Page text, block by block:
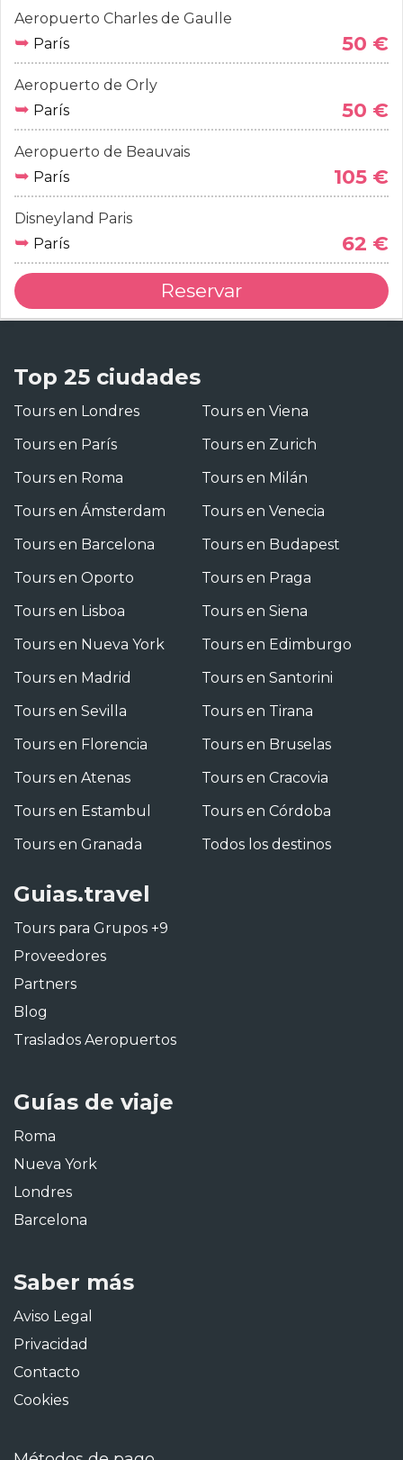
Aeropuerto Charles de Gaulle
➥ París 50 €
Aeropuerto de Orly
➥ París 50 €
Aeropuerto de Beauvais
➥ París 105 €
Disneyland Paris
➥ París 62 €
Reservar
Top 25 ciudades
Tours en Londres
Tours en París
Tours en Roma
Tours en Ámsterdam
Tours en Barcelona
Tours en Oporto
Tours en Lisboa
Tours en Nueva York
Tours en Madrid
Tours en Sevilla
Tours en Florencia
Tours en Atenas
Tours en Estambul
Tours en Granada
Tours en Viena
Tours en Zurich
Tours en Milán
Tours en Venecia
Tours en Budapest
Tours en Praga
Tours en Siena
Tours en Edimburgo
Tours en Santorini
Tours en Tirana
Tours en Bruselas
Tours en Cracovia
Tours en Córdoba
Todos los destinos
Guias.travel
Tours para Grupos +9
Proveedores
Partners
Blog
Traslados Aeropuertos
Guías de viaje
Roma
Nueva York
Londres
Barcelona
Saber más
Aviso Legal
Privacidad
Contacto
Cookies